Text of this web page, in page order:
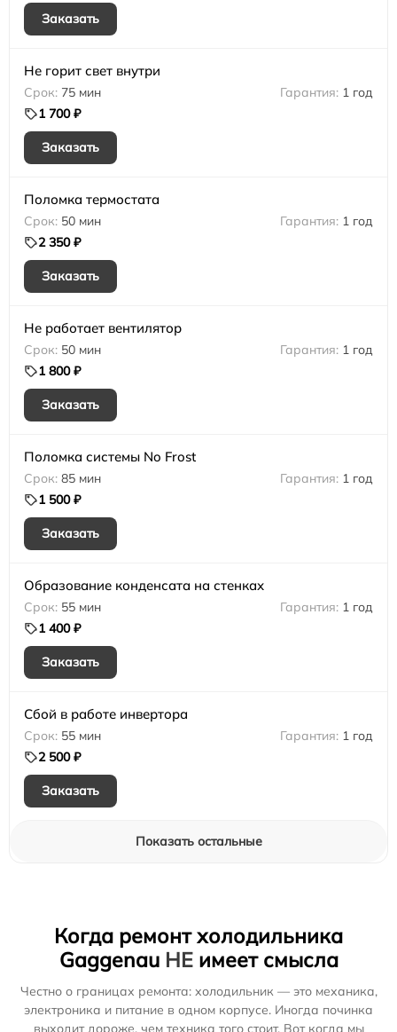
Заказать
Не горит свет внутри
75 мин
1 год
1 700 ₽
Заказать
Поломка термостата
50 мин
1 год
2 350 ₽
Заказать
Не работает вентилятор
50 мин
1 год
1 800 ₽
Заказать
Поломка системы No Frost
85 мин
1 год
1 500 ₽
Заказать
Образование конденсата на стенках
55 мин
1 год
1 400 ₽
Заказать
Сбой в работе инвертора
55 мин
1 год
2 500 ₽
Заказать
Показать остальные
Когда ремонт холодильника
Gaggenau НЕимеет смысла
Честно о границах ремонта: холодильник — это механика,
электроника и питание в одном корпусе. Иногда починка
выходит дороже, чем техника того стоит. Вот когда мы